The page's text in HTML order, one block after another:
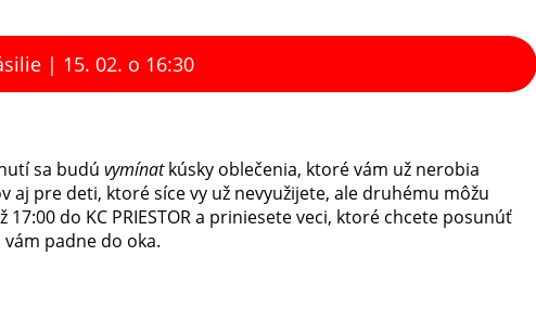
| 15. 02. o 16:30
sa budú vymínatkúsky oblečenia, ktoré vám už nerobia
aj pre deti, ktoré síce vy už nevyužijete, ale druhému môžu
do KC PRIESTOR a priniesete veci, ktoré chcete posunúť
padne do oka.